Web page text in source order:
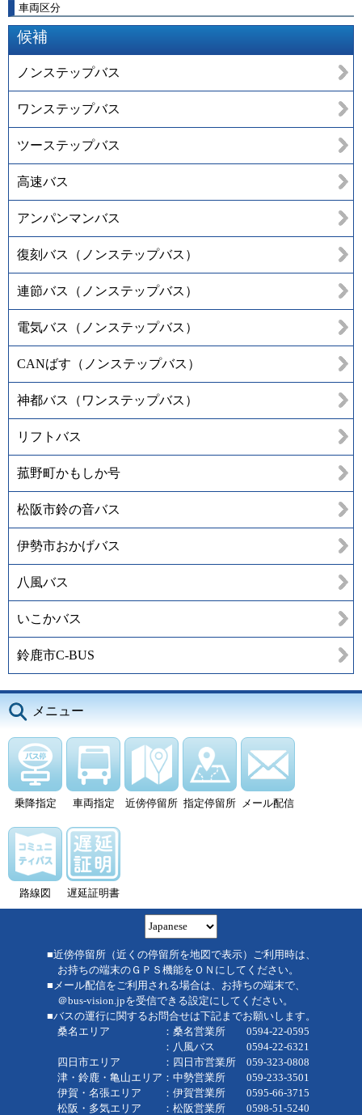
車両区分
候補
ノンステップバス
ワンステップバス
ツーステップバス
高速バス
アンパンマンバス
復刻バス（ノンステップバス）
連節バス（ノンステップバス）
電気バス（ノンステップバス）
CANばす（ノンステップバス）
神都バス（ワンステップバス）
リフトバス
菰野町かもしか号
松阪市鈴の音バス
伊勢市おかげバス
八風バス
いこかバス
鈴鹿市C-BUS
メニュー
乗降指定 車両指定 近傍停留所 指定停留所 メール配信
路線図 遅延証明書
■近傍停留所（近くの停留所を地図で表示）ご利用時は、
お持ちの端末のＧＰＳ機能をＯＮにしてください。
■メール配信をご利用される場合は、お持ちの端末で、
＠bus-vision.jpを受信できる設定にしてください。
■バスの運行に関するお問合せは下記までお願いします。
桑名エリア ：桑名営業所 0594-22-0595
：八風バス 0594-22-6321
四日市エリア ：四日市営業所 059-323-0808
津・鈴鹿・亀山エリア：中勢営業所 059-233-3501
伊賀・名張エリア ：伊賀営業所 0595-66-3715
松阪・多気エリア ：松阪営業所 0598-51-5240